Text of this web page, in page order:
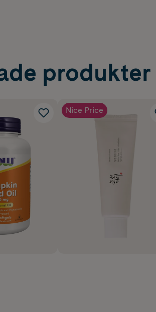
produkter
Nice Price